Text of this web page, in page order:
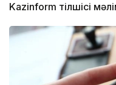
Kazinform тілшісі